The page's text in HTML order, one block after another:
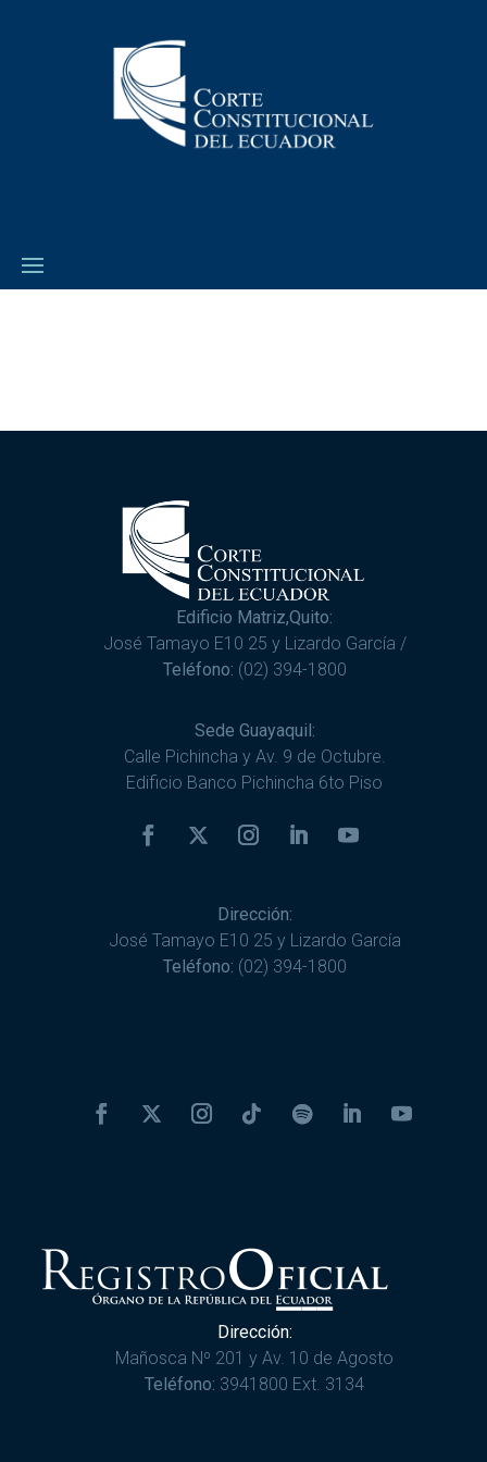
Edificio Matriz,Quito:
José Tamayo E10 25 y Lizardo García /
Teléfono: (02) 394-1800
Sede Guayaquil:
Calle Pichincha y Av. 9 de Octubre.
Edificio Banco Pichincha 6to Piso
Dirección:
José Tamayo E10 25 y Lizardo García
Teléfono: (02) 394-1800
Dirección:
Mañosca Nº 201 y Av. 10 de Agosto
Teléfono: 3941800 Ext. 3134